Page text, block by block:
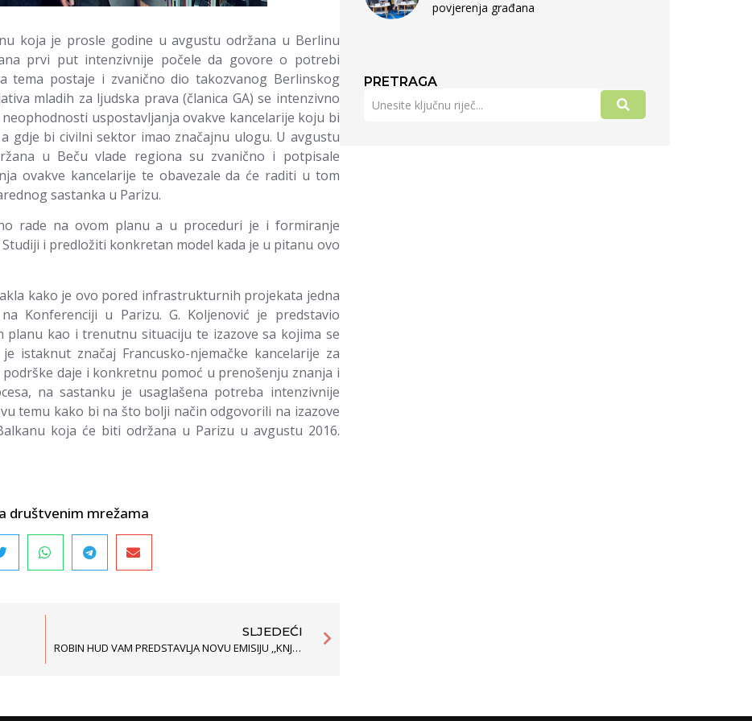
koja je prosle godine u avgustu održana u Berlinu
prvi put intenzivnije počele da govore o potrebi
tema postaje i zvanično dio takozvanog Berlinskog
mladih za ljudska prava (članica GA) se intenzivno
uspostavljanja ovakve kancelarije koju bi
gdje bi civilni sektor imao značajnu ulogu. U avgustu
u Beču vlade regiona su zvanično i potpisale
ovakve kancelarije te obavezale da će raditi u tom
sastanka u Parizu.
rade na ovom planu a u proceduri je i formiranje
i predložiti konkretan model kada je u pitanu ovo
kako je ovo pored infrastrukturnih projekata jedna
Konferenciji u Parizu. G. Koljenović je predstavio
planu kao i trenutnu situaciju te izazove sa kojima se
istaknut značaj Francusko-njemačke kancelarije za
daje i konkretnu pomoć u prenošenju znanja i
na sastanku je usaglašena potreba intenzivnije
temu kako bi na što bolji način odgovorili na izazove
koja će biti održana u Parizu u avgustu 2016.
društvenim mrežama
SLJEDEĆI
ROBIN HUD VAM PREDSTAVLJA NOVU EMISIJU ,,KNJIGA ŽALBI”
povjerenja građana
PRETRAGA